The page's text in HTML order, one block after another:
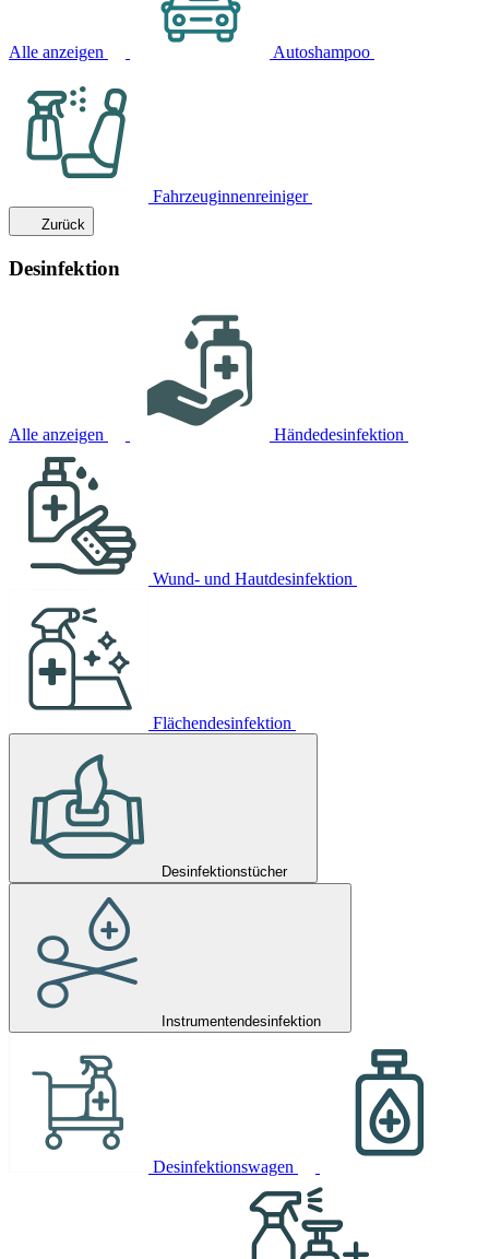
Alle anzeigen Autoshampoo
Fahrzeuginnenreiniger
Zurück
Desinfektion
Alle anzeigen Händedesinfektion
Wund- und Hautdesinfektion
Flächendesinfektion
Desinfektionstücher
Instrumentendesinfektion
Desinfektionswagen